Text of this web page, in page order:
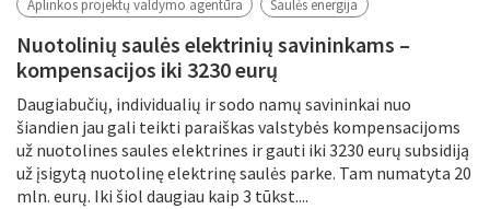
Aplinkos projektų valdymo agentūra Saulės energija
Nuotolinių saulės elektrinių savininkams –
kompensacijos iki 3230 eurų
Daugiabučių, individualių ir sodo namų savininkai nuo
šiandien jau gali teikti paraiškas valstybės kompensacijoms
už nuotolines saules elektrines ir gauti iki 3230 eurų subsidiją
už įsigytą nuotolinę elektrinę saulės parke. Tam numatyta 20
mln. eurų. Iki šiol daugiau kaip 3 tūkst....